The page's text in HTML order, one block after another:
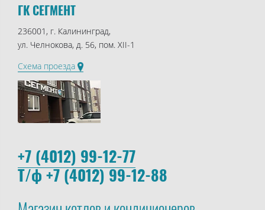
ГК СЕГМЕНТ
236001, г. Калининград,
ул. Челнокова, д. 56, пом. XII-1
Схема проезда
+7 (4012) 99-12-77
Т/ф +7 (4012) 99-12-88